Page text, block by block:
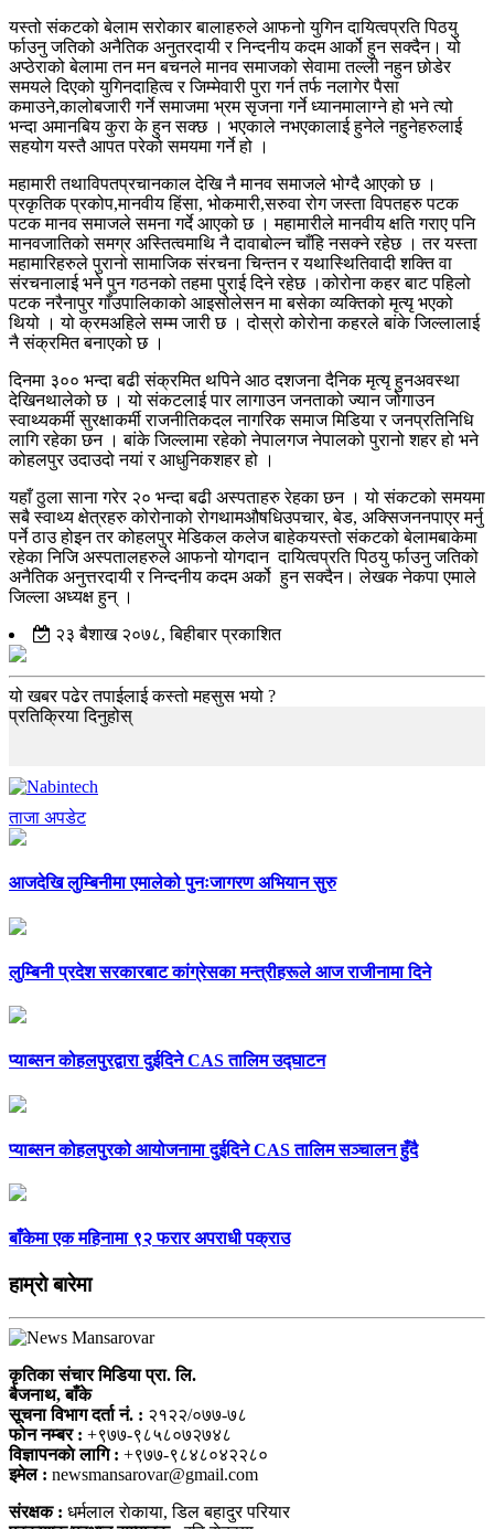
यस्तो संकटको बेलाम सरोकार बालाहरुले आफनो युगिन दायित्वप्रति पिठयु
र्फाउनु जतिको अनैतिक अनुतरदायी र निन्दनीय कदम आर्को हुन सक्दैन। यो
अप्ठेराको बेलामा तन मन बचनले मानव समाजको सेवामा तल्ली नहुन छोडेर
समयले दिएको युगिनदाहित्व र जिम्मेवारी पुरा गर्न तर्फ नलागेर पैसा
कमाउने,कालोबजारी गर्ने समाजमा भ्रम सृजना गर्ने ध्यानमालाग्ने हो भने त्यो
भन्दा अमानबिय कुरा के हुन सक्छ । भएकाले नभएकालाई हुनेले नहुनेहरुलाई
सहयोग यस्तै आपत परेको समयमा गर्ने हो ।
महामारी तथाविपतप्रचानकाल देखि नै मानव समाजले भोग्दै आएको छ ।
प्रकृतिक प्रकोप,मानवीय हिंसा, भोकमारी,सरुवा रोग जस्ता विपतहरु पटक
पटक मानव समाजले समना गर्दे आएको छ । महामारीले मानवीय क्षति गराए पनि
मानवजातिको समग्र अस्तित्वमाथि नै दावाबोल्न चाँहि नसक्ने रहेछ । तर यस्ता
महामारिहरुले पुरानो सामाजिक संरचना चिन्तन र यथास्थितिवादी शक्ति वा
संरचनालाई भने पुन गठनको तहमा पुराई दिने रहेछ ।कोरोना कहर बाट पहिलो
पटक नरैनापुर गाँउपालिकाको आइसोलेसन मा बसेका व्यक्तिको मृत्यृ भएको
थियो । यो क्रमअहिले सम्म जारी छ । दोस्रो कोरोना कहरले बांके जिल्लालाई
नै संक्रमित बनाएको छ ।
दिनमा ३०० भन्दा बढी संक्रमित थपिने आठ दशजना दैनिक मृत्यृ हुनअवस्था
देखिनथालेको छ । यो संकटलाई पार लागाउन जनताको ज्यान जोगाउन
स्वाथ्यकर्मी सुरक्षाकर्मी राजनीतिकदल नागरिक समाज मिडिया र जनप्रतिनिधि
लागि रहेका छन । बांके जिल्लामा रहेको नेपालगज नेपालको पुरानो शहर हो भने
कोहलपुर उदाउदो नयां र आधुनिकशहर हो ।
यहाँ ठुला साना गरेर २० भन्दा बढी अस्पताहरु रेहका छन । यो संकटको समयमा
सबै स्वाथ्य क्षेत्रहरु कोरोनाको रोगथामऔषधिउपचार, बेड, अक्सिजननपाएर मर्नु
पर्ने ठाउ होइन तर कोहलपुर मेडिकल कलेज बाहेकयस्तो संकटको बेलामबाकेमा
रहेका निजि अस्पतालहरुले आफनो योगदान दायित्वप्रति पिठयु र्फाउनु जतिको
अनैतिक अनुत्तरदायी र निन्दनीय कदम अर्को हुन सक्दैन। लेखक नेकपा एमाले
जिल्ला अध्यक्ष हुन् ।
२३ बैशाख २०७८, बिहीबार प्रकाशित
यो खबर पढेर तपाईलाई कस्तो महसुस भयो ?
प्रतिक्रिया दिनुहोस्
ताजा अपडेट
आजदेखि लुम्बिनीमा एमालेको पुनःजागरण अभियान सुरु
लुम्बिनी प्रदेश सरकारबाट कांग्रेसका मन्त्रीहरूले आज राजीनामा दिने
प्याब्सन कोहलपुरद्वारा दुईदिने CAS तालिम उद्घाटन
प्याब्सन कोहलपुरको आयोजनामा दुईदिने CAS तालिम सञ्चालन हुँदै
बाँकेमा एक महिनामा ९२ फरार अपराधी पक्राउ
हाम्राे बारेमा
कृतिका संचार मिडिया प्रा. लि.
बैजनाथ, बाँके
सूचना विभाग दर्ता नं. : २१२२/०७७-७८
फोन नम्बर : +९७७-९८५८०७२७४८
विज्ञापनकाे लागि : +९७७-९८४८०४२२८०
इमेल : newsmansarovar@gmail.com
संरक्षक : धर्मलाल राेकाया, डिल बहादुर परियार